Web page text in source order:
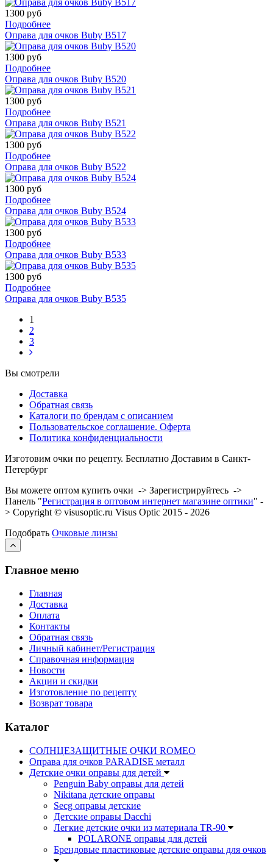
1300 руб
Подробнее
Оправа для очков Buby B517
1300 руб
Подробнее
Оправа для очков Buby B520
1300 руб
Подробнее
Оправа для очков Buby B521
1300 руб
Подробнее
Оправа для очков Buby B522
1300 руб
Подробнее
Оправа для очков Buby B524
1300 руб
Подробнее
Оправа для очков Buby B533
1300 руб
Подробнее
Оправа для очков Buby B535
1
2
3
Вы смотрели
Доставка
Обратная связь
Каталоги по брендам с описанием
Пользовательское соглашение. Оферта
Политика конфиденциальности
Изготовим очки по рецепту. Бесплатно Доставим в Санкт-
Петербург
Вы можете оптом купить очки -> Зарегистрируйтесь ->
Панель "Регистрация в оптовом интернет магазине оптики" -
> Copyright © visusoptic.ru Visus Optic 2015 - 2026
Подобрать Очковые линзы
Главное меню
Главная
Доставка
Оплата
Контакты
Обратная связь
Личный кабинет/Регистрация
Справочная информация
Новости
Акции и скидки
Изготовление по рецепту
Возврат товара
Каталог
СОЛНЦЕЗАЩИТНЫЕ ОЧКИ ROMEO
Оправа для очков PARADISE металл
Детские очки оправы для детей
Penguin Baby оправы для детей
Nikitana детские оправы
Secg оправы детские
Детские оправы Dacchi
Легкие детские очки из материала TR-90
POLARONE оправы для детей
Брендовые пластиковые детские оправы для очков